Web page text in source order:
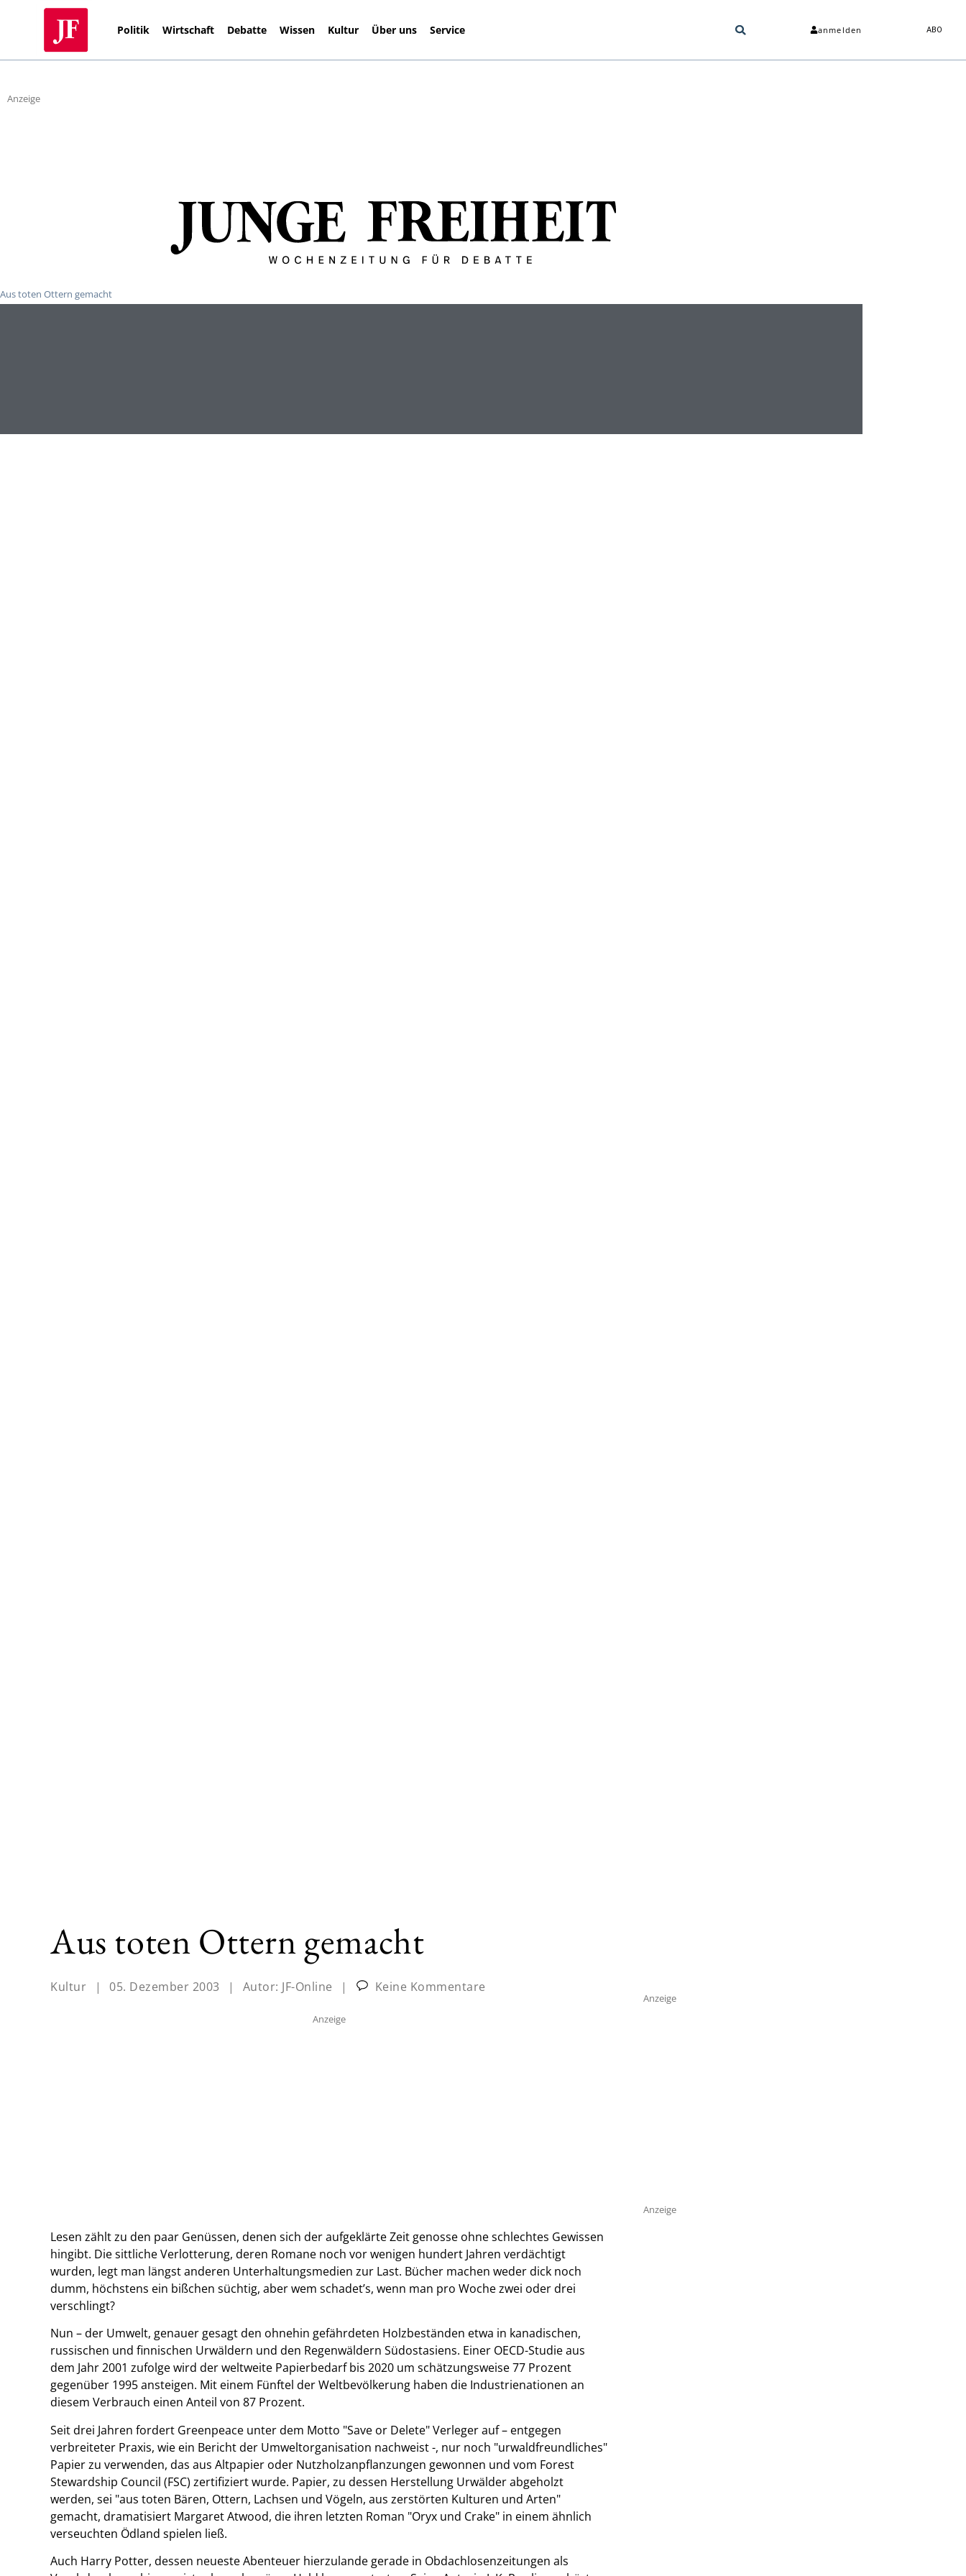
Politik Wirtschaft Debatte Wissen Kultur Über uns Service anmelden ABO
Anzeige
Aus toten Ottern gemacht
Aus toten Ottern gemacht
Kultur | 05. Dezember 2003 | Autor: JF-Online | Keine Kommentare
Anzeige
Lesen zählt zu den paar Genüssen, denen sich der aufgeklärte Zeit genosse ohne schlechtes Gewissen
hingibt. Die sittliche Verlotterung, deren Romane noch vor wenigen hundert Jahren verdächtigt
wurden, legt man längst anderen Unterhaltungsmedien zur Last. Bücher machen weder dick noch
dumm, höchstens ein bißchen süchtig, aber wem schadet’s, wenn man pro Woche zwei oder drei
verschlingt?
Nun – der Umwelt, genauer gesagt den ohnehin gefährdeten Holzbeständen etwa in kanadischen,
russischen und finnischen Urwäldern und den Regenwäldern Südostasiens. Einer OECD-Studie aus
dem Jahr 2001 zufolge wird der weltweite Papierbedarf bis 2020 um schätzungsweise 77 Prozent
gegenüber 1995 ansteigen. Mit einem Fünftel der Weltbevölkerung haben die Industrienationen an
diesem Verbrauch einen Anteil von 87 Prozent.
Seit drei Jahren fordert Greenpeace unter dem Motto "Save or Delete" Verleger auf – entgegen
verbreiteter Praxis, wie ein Bericht der Umweltorganisation nachweist -, nur noch "urwaldfreundliches"
Papier zu verwenden, das aus Altpapier oder Nutzholzanpflanzungen gewonnen und vom Forest
Stewardship Council (FSC) zertifiziert wurde. Papier, zu dessen Herstellung Urwälder abgeholzt
werden, sei "aus toten Bären, Ottern, Lachsen und Vögeln, aus zerstörten Kulturen und Arten"
gemacht, dramatisiert Margaret Atwood, die ihren letzten Roman "Oryx und Crake" in einem ähnlich
verseuchten Ödland spielen ließ.
Auch Harry Potter, dessen neueste Abenteuer hierzulande gerade in Obdachlosenzeitungen als
Anzeige
Anzeige